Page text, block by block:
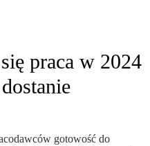
praca w 2024
gotowość do